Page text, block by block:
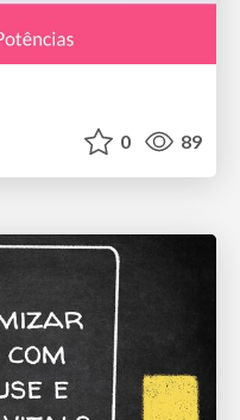
0 89